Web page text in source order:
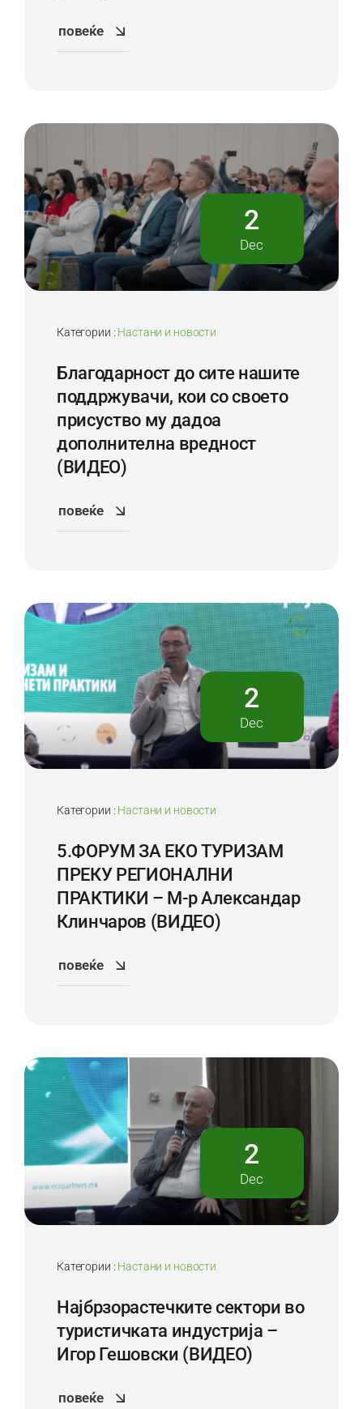
повеќе
2
Dec
Категории : Настани и новости
Благодарност до сите нашите
поддржувачи, кои со своето
присуство му дадоа
дoполнителна вредност
(ВИДЕО)
повеќе
2
Dec
Категории : Настани и новости
5.ФОРУМ ЗА ЕКО ТУРИЗАМ
ПРЕКУ РЕГИОНАЛНИ
ПРАКТИКИ – М-р Александар
Клинчаров (ВИДЕО)
повеќе
2
Dec
Категории : Настани и новости
Најбрзорастечките сектори во
туристичката индустрија –
Игор Гешовски (ВИДЕО)
повеќе